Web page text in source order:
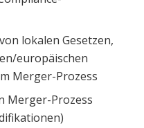
lokalen Gesetzen,
europäischen
Merger-Prozess
Merger-Prozess